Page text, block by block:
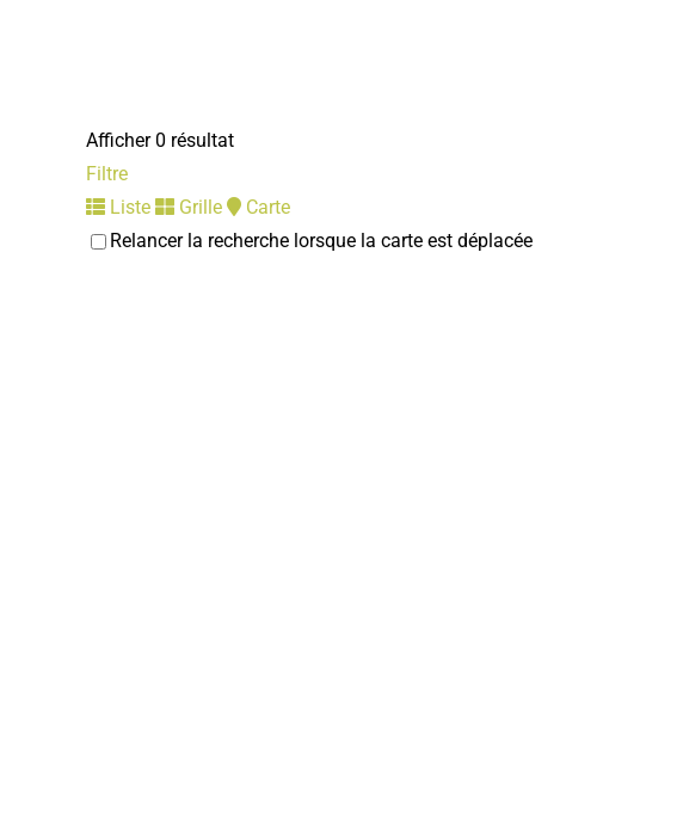
Afficher 0 résultat
Filtre
Liste
Grille
Carte
Relancer la recherche lorsque la carte est déplacée